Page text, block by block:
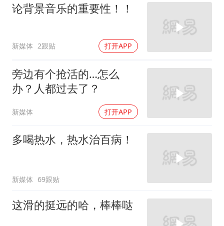
论背景音乐的重要性！！
新媒体 2跟贴 打开APP
旁边有个抢活的…怎么
办？人都过去了？
新媒体 打开APP
多喝热水，热水治百病！
新媒体 69跟贴
这滑的挺远的哈，棒棒哒